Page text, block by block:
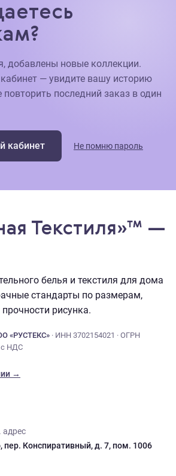
добавлены новые коллекции.
— увидите вашу историю
повторить последний заказ в один
кабинет Не помню пароль
Текстиля»™ —
белья и текстиля для дома
стандарты по размерам,
рисунка.
«РУСТЕКС» · ИНН 3702154021 · ОГРН
с НДС
→
пер. Конспиративный, д. 7, пом. 1006